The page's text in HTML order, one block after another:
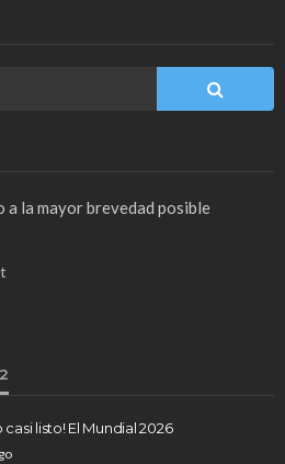
a la mayor brevedad posible
casi listo! El Mundial 2026